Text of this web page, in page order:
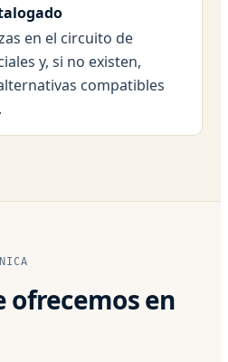
en el circuito de
y, si no existen,
compatibles
ofrecemos en